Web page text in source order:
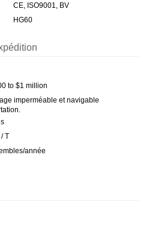
CE, ISO9001, BV
HG60
to $1 million
imperméable et navigable
T
année